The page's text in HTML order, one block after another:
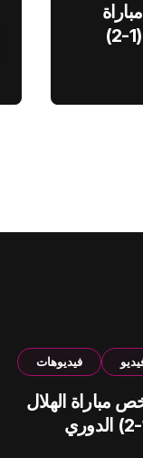
الهلال والقادسية (1-2)
فيديوهات
مباراة الهلال
والقادسية (1-2) الدوري